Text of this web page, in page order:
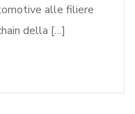
alle filiere
della […]